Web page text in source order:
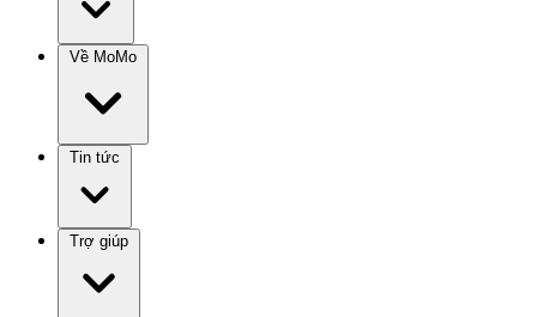
Về MoMo
Tin tức
Trợ giúp